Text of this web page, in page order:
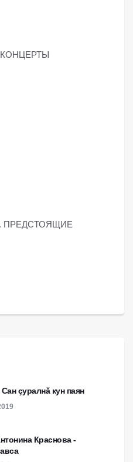
ПРЕДСТОЯЩИЕ
çуралнă кун паян
Краснова -